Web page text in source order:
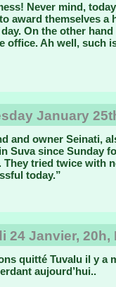
Never mind,
award themselves a
On the other
office. Ah well, such
January
and owner Seinati,
Suva since Sunday
They tried twice with
today.”
24 Janvier,
quitté Tuvalu il y a
aujourd’hui..